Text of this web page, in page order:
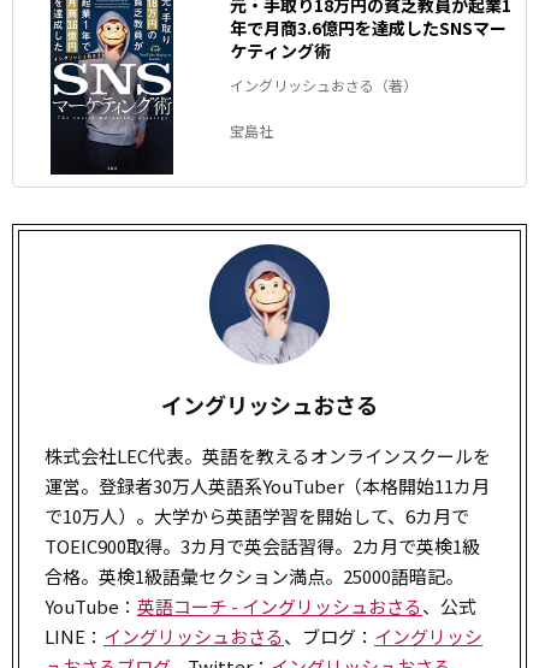
年で月商3.6億円を達成したSNSマー
ケティング術
イングリッシュおさる（著）
宝島社
イングリッシュおさる
株式会社LEC代表。英語を教えるオンラインスクールを
運営。登録者30万人英語系YouTuber（本格開始11カ月
で10万人）。大学から英語学習を開始して、6カ月で
TOEIC900取得。3カ月で英会話習得。2カ月で英検1級
合格。英検1級語彙セクション満点。25000語暗記。
YouTube： 英語コーチ - イングリッシュおさる、公式
LINE： イングリッシュおさる、ブログ： イングリッシ